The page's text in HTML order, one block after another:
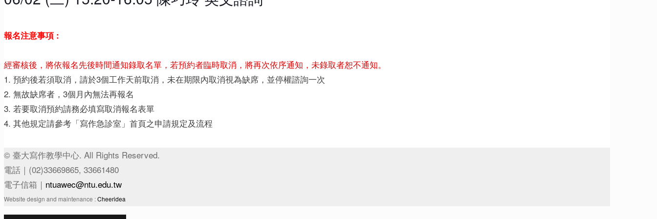
報名注意事項 :
經審核後，將依報名先後時間通知錄取名單，若預約者臨時取消，將再次依序通知，未錄取者恕不通知。
1. 預約後若須取消，請於3個工作天前取消，未在期限內取消視為缺席，並停權諮詢一次
2. 無故缺席者，3個月內無法再報名
3. 若要取消預約請務必填寫取消報名表單
4. 其他規定請參考「寫作急診室」首頁之申請規定及流程
© 臺大寫作教學中心. All Rights Reserved.
電話｜(02)33669865, 33661480
電子信箱｜ ntuawec@ntu.edu.tw
Website design and maintenance :Cheeridea